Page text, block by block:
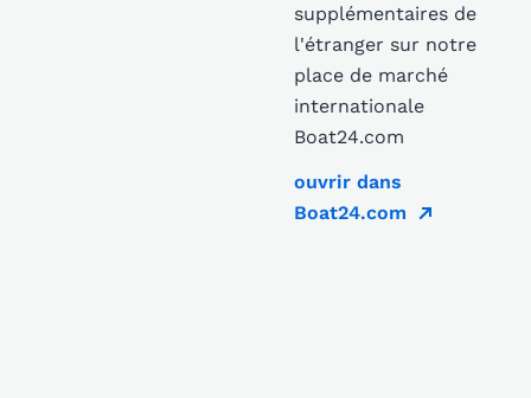
supplémentaires de
l'étranger sur notre
place de marché
internationale
Boat24.com
ouvrir dans
Boat24.com